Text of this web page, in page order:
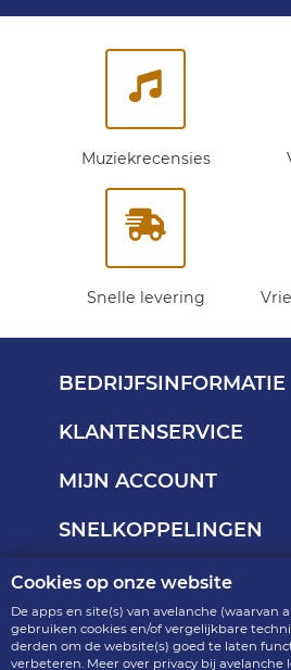
Cookies op onze website
De apps en site(s) van avelanche (waarvan
gebruiken cookies en/of vergelijkbare
derden om de website(s) goed te laten
verbeteren. Meer over privacy bij avelanche
Muziekrecensies
Snelle levering
BEDRIJFSINFORMATIE
KLANTENSERVICE
MIJN ACCOUNT
SNELKOPPELINGEN
art's excellence - onderdeel
R2.4.6-p9-15.19